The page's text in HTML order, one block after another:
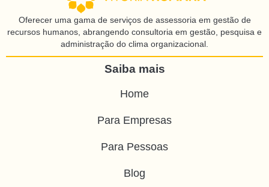
Oferecer uma gama de serviços de assessoria em gestão de
recursos humanos, abrangendo consultoria em gestão, pesquisa e
administração do clima organizacional.
Saiba mais
Home
Para Empresas
Para Pessoas
Blog